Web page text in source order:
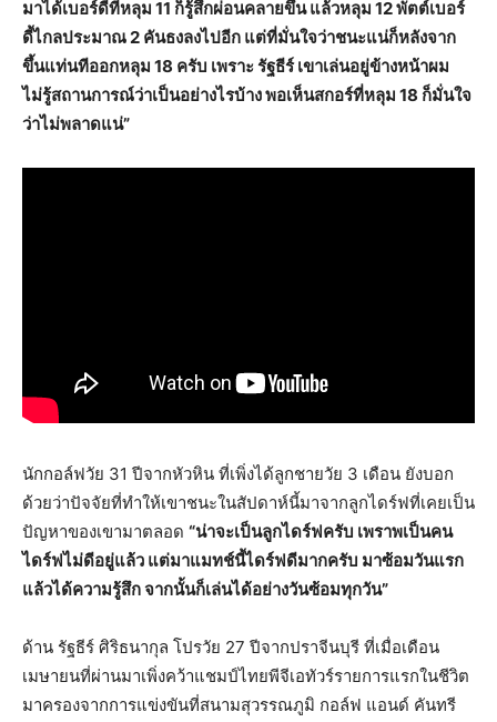
มาได้เบอร์ดี้ที่หลุม 11 ก็รู้สึกผ่อนคลายขึ้น แล้วหลุม 12 พัตต์เบอร์
ดี้ไกลประมาณ 2 คันธงลงไปอีก แต่ที่มั่นใจว่าชนะแน่ก็หลังจาก
ขึ้นแท่นทีออกหลุม 18 ครับ เพราะ รัฐธีร์ เขาเล่นอยู่ข้างหน้าผม
ไม่รู้สถานการณ์ว่าเป็นอย่างไรบ้าง พอเห็นสกอร์ที่หลุม 18 ก็มั่นใจ
ว่าไม่พลาดแน่”
นักกอล์ฟวัย 31 ปีจากหัวหิน ที่เพิ่งได้ลูกชายวัย 3 เดือน ยังบอก
ด้วยว่าปัจจัยที่ทำให้เขาชนะในสัปดาห์นี้มาจากลูกไดร์ฟที่เคยเป็น
ปัญหาของเขามาตลอด “น่าจะเป็นลูกไดร์ฟครับ เพราพเป็นคน
ไดร์ฟไม่ดีอยู่แล้ว แต่มาแมทช์นี้ไดร์ฟดีมากครับ มาซ้อมวันแรก
แล้วได้ความรู้สึก จากนั้นก็เล่นได้อย่างวันซ้อมทุกวัน”
ด้าน รัฐธีร์ ศิริธนากุล โปรวัย 27 ปีจากปราจีนบุรี ที่เมื่อเดือน
เมษายนที่ผ่านมาเพิ่งคว้าแชมป์ไทยพีจีเอทัวร์รายการแรกในชีวิต
มาครองจากการแข่งขันที่สนามสุวรรณภูมิ กอล์ฟ แอนด์ คันทรี